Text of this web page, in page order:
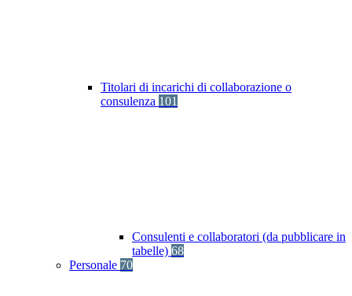
Titolari di incarichi di collaborazione o
consulenza 101
Consulenti e collaboratori (da pubblicare in
tabelle) 68
Personale 70